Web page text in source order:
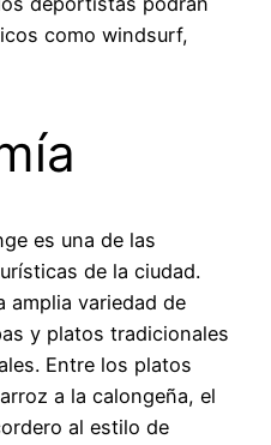
como windsurf,
es una de las
de la ciudad.
amplia variedad de
y platos tradicionales
Entre los platos
a la calongeña, el
al estilo de